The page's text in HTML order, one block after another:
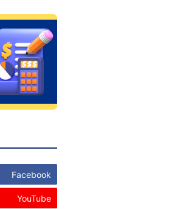
Facebook
YouTube